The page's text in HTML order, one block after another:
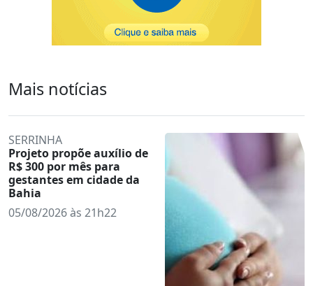
Mais notícias
SERRINHA
Projeto propõe auxílio de
R$ 300 por mês para
gestantes em cidade da
Bahia
05/08/2026 às 21h22